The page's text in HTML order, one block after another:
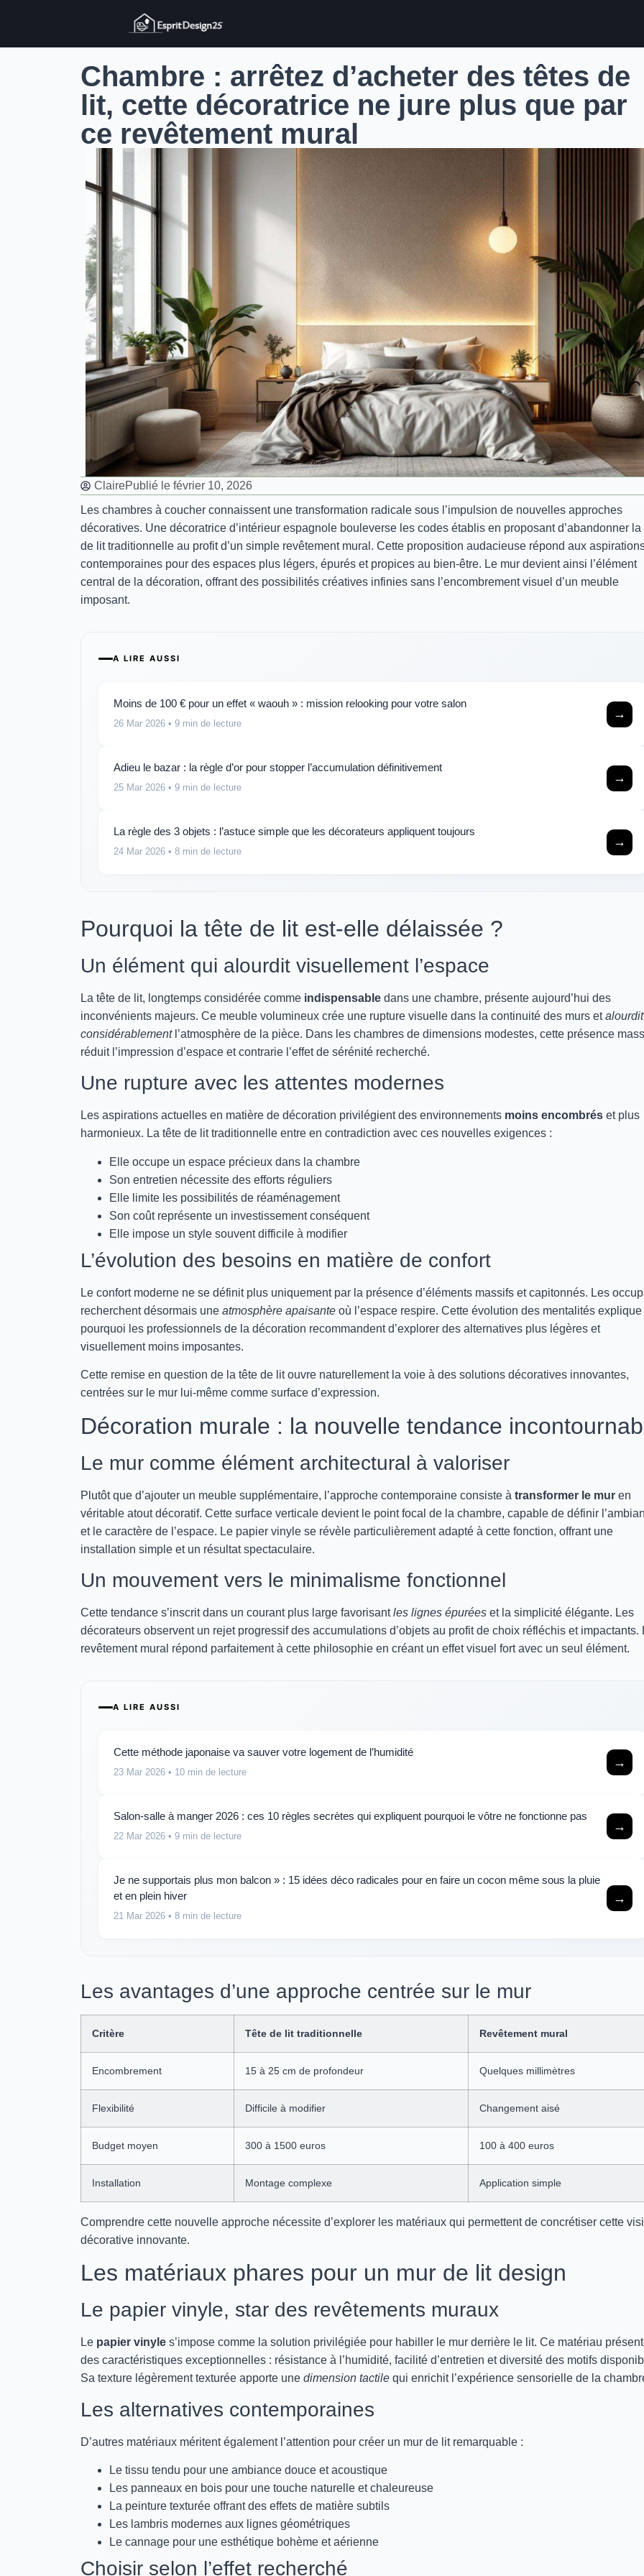
Chambre : arrêtez d’acheter des têtes de
lit, cette décoratrice ne jure plus que par
ce revêtement mural
ClairePublié le février 10, 2026
Les chambres à coucher connaissent une transformation radicale sous l’impulsion de nouvelles approches
décoratives. Une décoratrice d’intérieur espagnole bouleverse les codes établis en proposant d’abandonner la
de lit traditionnelle au profit d’un simple revêtement mural. Cette proposition audacieuse répond aux
contemporaines pour des espaces plus légers, épurés et propices au bien-être. Le mur devient ainsi l’élément
central de la décoration, offrant des possibilités créatives infinies sans l’encombrement visuel d’un meuble
imposant.
A LIRE AUSSI
Moins de 100 € pour un effet « waouh » : mission relooking pour votre salon
26 Mar 2026 • 9 min de lecture
→
Adieu le bazar : la règle d’or pour stopper l’accumulation définitivement
25 Mar 2026 • 9 min de lecture
→
La règle des 3 objets : l’astuce simple que les décorateurs appliquent toujours
24 Mar 2026 • 8 min de lecture
→
Pourquoi la tête de lit est-elle délaissée ?
Un élément qui alourdit visuellement l’espace
La tête de lit, longtemps considérée comme indispensable dans une chambre, présente aujourd’hui des
inconvénients majeurs. Ce meuble volumineux crée une rupture visuelle dans la continuité des murs etalourdit
considérablementl’atmosphère de la pièce. Dans les chambres de dimensions modestes, cette présence
réduit l’impression d’espace et contrarie l’effet de sérénité recherché.
Une rupture avec les attentes modernes
Les aspirations actuelles en matière de décoration privilégient des environnements moins encombrés et plus
harmonieux. La tête de lit traditionnelle entre en contradiction avec ces nouvelles exigences :
Elle occupe un espace précieux dans la chambre
Son entretien nécessite des efforts réguliers
Elle limite les possibilités de réaménagement
Son coût représente un investissement conséquent
Elle impose un style souvent difficile à modifier
L’évolution des besoins en matière de confort
Le confort moderne ne se définit plus uniquement par la présence d’éléments massifs et capitonnés. Les
recherchent désormais une atmosphère apaisante où l’espace respire. Cette évolution des mentalités explique
pourquoi les professionnels de la décoration recommandent d’explorer des alternatives plus légères et
visuellement moins imposantes.
Cette remise en question de la tête de lit ouvre naturellement la voie à des solutions décoratives innovantes,
centrées sur le mur lui-même comme surface d’expression.
Décoration murale : la nouvelle tendance
Le mur comme élément architectural à valoriser
Plutôt que d’ajouter un meuble supplémentaire, l’approche contemporaine consiste à transformer le mur en
véritable atout décoratif. Cette surface verticale devient le point focal de la chambre, capable de définir
et le caractère de l’espace. Le papier vinyle se révèle particulièrement adapté à cette fonction, offrant une
installation simple et un résultat spectaculaire.
Un mouvement vers le minimalisme fonctionnel
Cette tendance s’inscrit dans un courant plus large favorisantles lignes épurées et la simplicité élégante. Les
décorateurs observent un rejet progressif des accumulations d’objets au profit de choix réfléchis et impactants.
revêtement mural répond parfaitement à cette philosophie en créant un effet visuel fort avec un seul élément.
A LIRE AUSSI
Cette méthode japonaise va sauver votre logement de l’humidité
23 Mar 2026 • 10 min de lecture
→
Salon-salle à manger 2026 : ces 10 règles secrètes qui expliquent pourquoi le vôtre ne fonctionne pas
22 Mar 2026 • 9 min de lecture
→
Je ne supportais plus mon balcon » : 15 idées déco radicales pour en faire un cocon même sous la pluie
et en plein hiver
21 Mar 2026 • 8 min de lecture
→
Les avantages d’une approche centrée sur le mur
Critère Tête de lit traditionnelle Revêtement mural
Encombrement 15 à 25 cm de profondeur Quelques millimètres
Flexibilité Difficile à modifier Changement aisé
Budget moyen 300 à 1500 euros 100 à 400 euros
Installation Montage complexe Application simple
Comprendre cette nouvelle approche nécessite d’explorer les matériaux qui permettent de concrétiser cette
décorative innovante.
Les matériaux phares pour un mur de lit design
Le papier vinyle, star des revêtements muraux
Le papier vinyle s’impose comme la solution privilégiée pour habiller le mur derrière le lit. Ce matériau
des caractéristiques exceptionnelles : résistance à l’humidité, facilité d’entretien et diversité des motifs
Sa texture légèrement texturée apporte une dimension tactile qui enrichit l’expérience sensorielle de la
Les alternatives contemporaines
D’autres matériaux méritent également l’attention pour créer un mur de lit remarquable :
Le tissu tendu pour une ambiance douce et acoustique
Les panneaux en bois pour une touche naturelle et chaleureuse
La peinture texturée offrant des effets de matière subtils
Les lambris modernes aux lignes géométriques
Le cannage pour une esthétique bohème et aérienne
Choisir selon l’effet recherché